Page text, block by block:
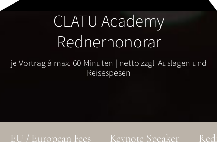
CLATU Academy
Rednerhonorar
je Vortrag á max. 60 Minuten | netto zzgl. Auslagen und
Reisespesen
EU / European Fees Keynote Speaker